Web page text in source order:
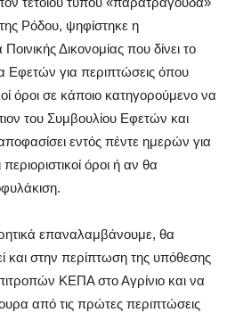
Ρόδου, ψηφίστηκε η
Δικονομίας που δίνει το
Εφετών για περιπτώσεις όπου
όροι σε κάποιο κατηγορούμενο να
του Συμβουλίου Εφετών και
εντός πέντε ημερών για
όροι ή αν θα
επαναλαμβάνουμε, θα
και στην περίπτωση της υπόθεσης
ΚΕΠΑ στο Αγρίνιο και να
από τις πρώτες περιπτώσεις